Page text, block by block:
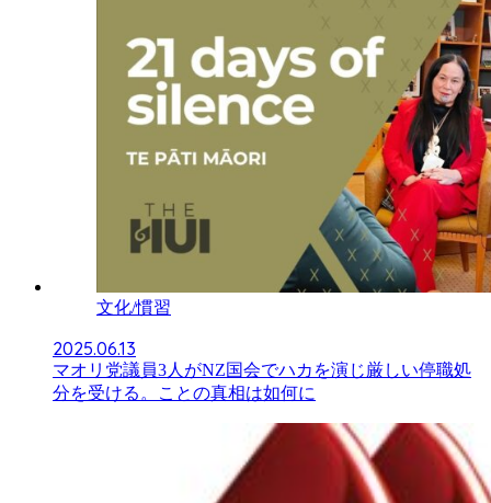
文化/慣習
2025.06.13
マオリ党議員3人がNZ国会でハカを演じ厳しい停職処
分を受ける。ことの真相は如何に